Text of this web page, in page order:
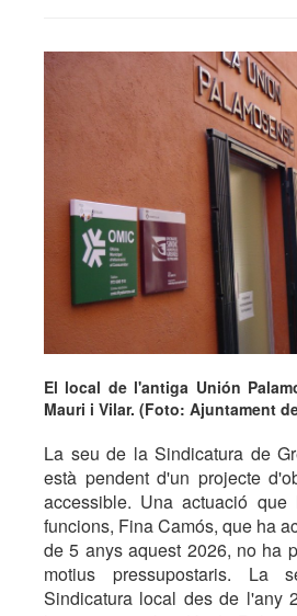
El local de l'antiga Unión
Mauri i Vilar. (Foto: Ajuntament
La seu de la Sindicatura de
està pendent d'un projecte
accessible. Una actuació
funcions, Fina Camós, que ha
de 5 anys aquest 2026, no ha
motius pressupostaris.
Sindicatura local des de l'any